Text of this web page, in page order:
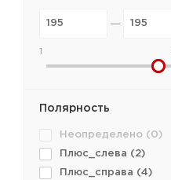
1
Полярность
Неопределено ( 0)
Плюс_слева (2)
Плюс_справа (4)